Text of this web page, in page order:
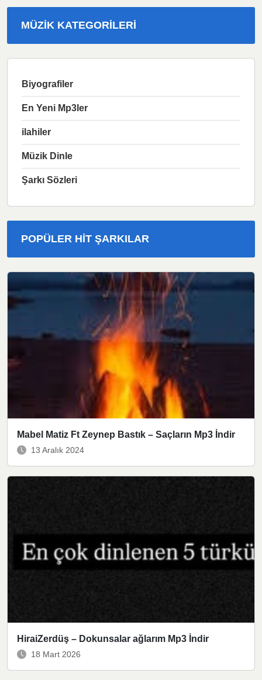
MÜZIK KATEGORILERI
Biyografiler
En Yeni Mp3ler
ilahiler
Müzik Dinle
Şarkı Sözleri
POPÜLER HIT ŞARKILAR
Mabel Matiz Ft Zeynep Bastık – Saçların Mp3 İndir
13 Aralık 2024
HiraiZerdüş – Dokunsalar ağlarım Mp3 İndir
18 Mart 2026